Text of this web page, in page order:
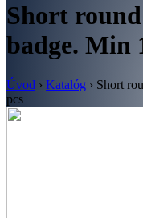
Short
badge. Min
Úvod › Katalóg › Short
pcs